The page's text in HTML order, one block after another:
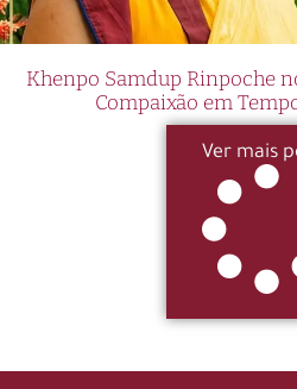
Khenpo Samdup Rinpoche
Compaixão em
Ver mais